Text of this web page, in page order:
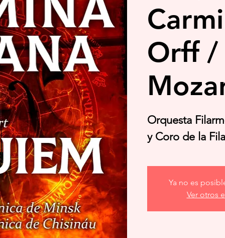
Orff /
Orquesta
y Coro de la
Ya no es
Ver otros